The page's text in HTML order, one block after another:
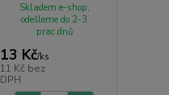
13 Kč/ks
11 Kč bez
DPH
Skladem e-shop,
odešleme do 2-3
prac.dnů